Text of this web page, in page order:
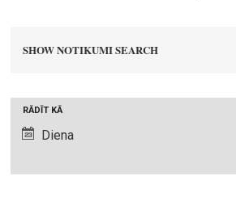
i
SHOW NOTIKUMI SEARCH
i
RĀDĪT KĀ
Diena